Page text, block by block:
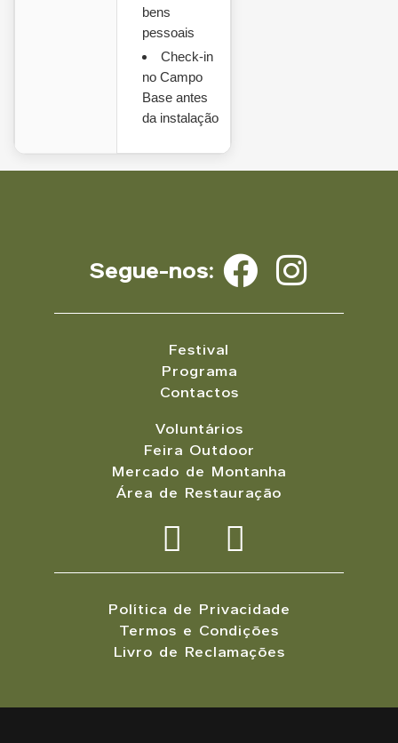
bens
pessoais
Check-in
no Campo
Base antes
da instalação
Segue-nos:
Festival
Programa
Contactos
Voluntários
Feira Outdoor
Mercado de Montanha
Área de Restauração
Política de Privacidade
Termos e Condições
Livro de Reclamações